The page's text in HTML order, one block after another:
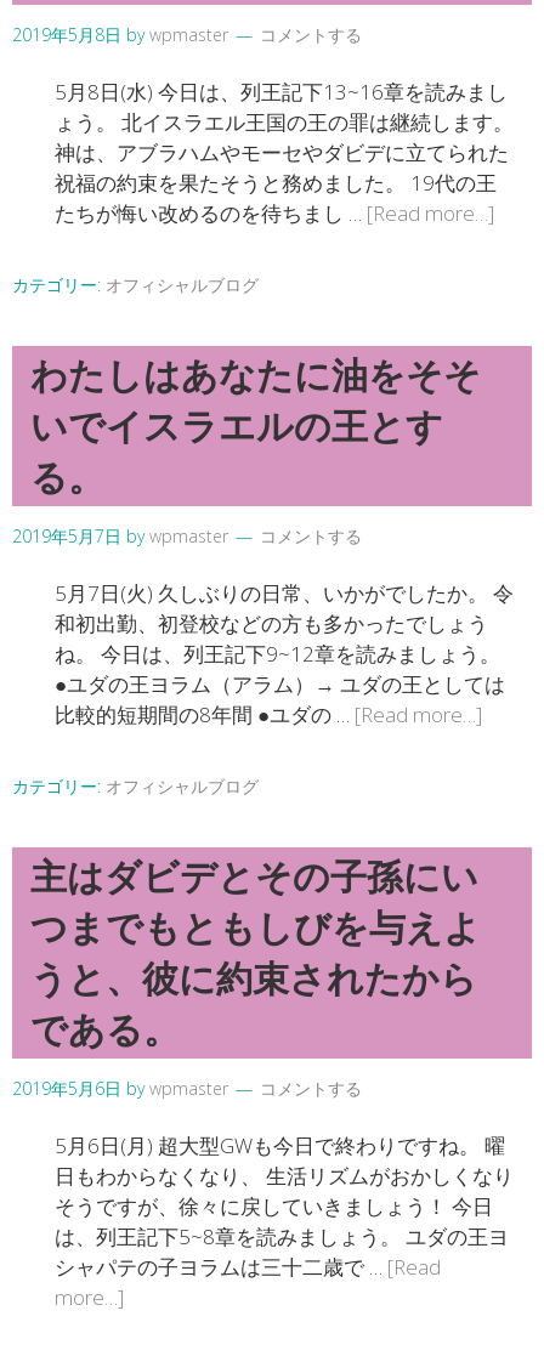
2019年5月8日 bywpmaster コメントする
5月8日(水) 今日は、列王記下13~16章を読みまし
ょう。 北イスラエル王国の王の罪は継続します。
神は、アブラハムやモーセやダビデに立てられた
祝福の約束を果たそうと務めました。 19代の王
たちが悔い改めるのを待ちまし … [Read more…]
カテゴリー: オフィシャルブログ
わたしはあなたに油をそそ
いでイスラエルの王とす
る。
2019年5月7日 bywpmaster コメントする
5月7日(火) 久しぶりの日常、いかがでしたか。 令
和初出勤、初登校などの方も多かったでしょう
ね。 今日は、列王記下9~12章を読みましょう。
●ユダの王ヨラム（アラム）→ ユダの王としては
比較的短期間の8年間 ●ユダの … [Read more…]
カテゴリー: オフィシャルブログ
主はダビデとその子孫にい
つまでもともしびを与えよ
うと、彼に約束されたから
である。
2019年5月6日 bywpmaster コメントする
5月6日(月) 超大型GWも今日で終わりですね。 曜
日もわからなくなり、 生活リズムがおかしくなり
そうですが、徐々に戻していきましょう！ 今日
は、列王記下5~8章を読みましょう。 ユダの王ヨ
シャパテの子ヨラムは三十二歳で … [Read
more…]